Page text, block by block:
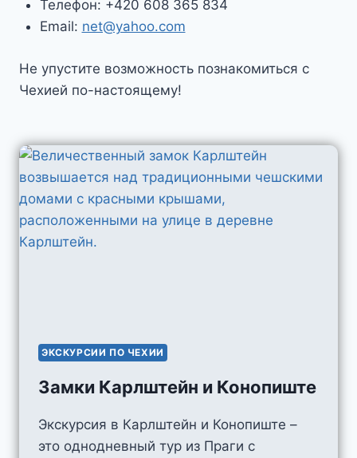
Телефон: +420 608 365 834
Email: net@yahoo.com
Не упустите возможность познакомиться с
Чехией по-настоящему!
ЭКСКУРСИИ ПО ЧЕХИИ
Замки Карлштейн и Конопиште
Экскурсия в Карлштейн и Конопиште –
это однодневный тур из Праги с